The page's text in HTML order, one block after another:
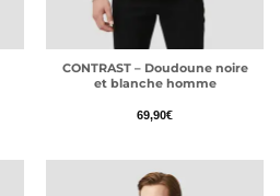
CONTRAST – Doudoune noire
et blanche homme
69,90€